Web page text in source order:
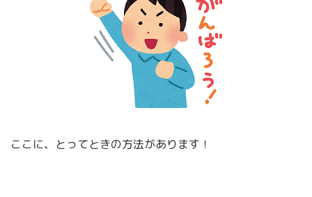
ここに、とってときの方法があります！